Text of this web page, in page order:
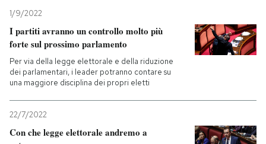
1/9/2022
I partiti avranno un controllo molto più
forte sul prossimo parlamento
Per via della legge elettorale e della riduzione
dei parlamentari, i leader potranno contare su
una maggiore disciplina dei propri eletti
22/7/2022
Con che legge elettorale andremo a